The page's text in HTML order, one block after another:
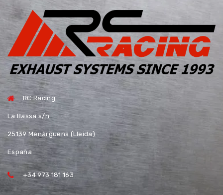
RC Racing
La Bassa s/n
25139 Menàrguens (Lleida)
España
+34 973 181 163